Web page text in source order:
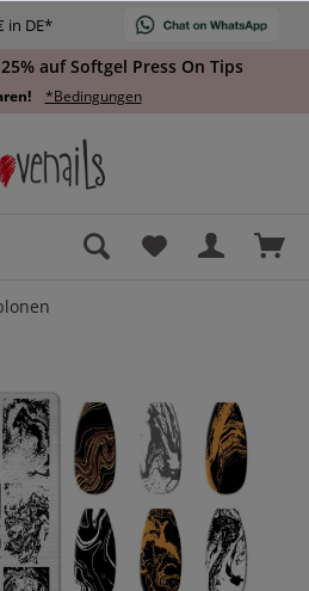
in DE*
auf Softgel Press On Tips
*Bedingungen